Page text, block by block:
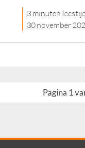
3 minuten
30 november
Pagina 1